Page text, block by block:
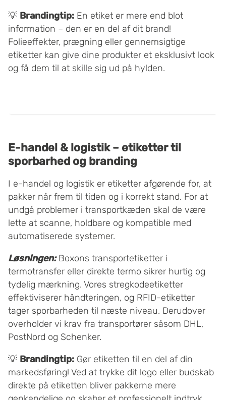
💡 Brandingtip: En etiket er mere end blot
information – den er en del af dit brand!
Folieeffekter, prægning eller gennemsigtige
etiketter kan give dine produkter et eksklusivt look
og få dem til at skille sig ud på hylden.
E-handel & logistik – etiketter til
sporbarhed og branding
I e-handel og logistik er etiketter afgørende for, at
pakker når frem til tiden og i korrekt stand. For at
undgå problemer i transportkæden skal de være
lette at scanne, holdbare og kompatible med
automatiserede systemer.
Løsningen:Boxons transportetiketter i
termotransfer eller direkte termo sikrer hurtig og
tydelig mærkning. Vores stregkodeetiketter
effektiviserer håndteringen, og RFID-etiketter
tager sporbarheden til næste niveau. Derudover
overholder vi krav fra transportører såsom DHL,
PostNord og Schenker.
💡 Brandingtip: Gør etiketten til en del af din
markedsføring! Ved at trykke dit logo eller budskab
direkte på etiketten bliver pakkerne mere